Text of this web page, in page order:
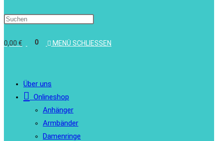
0,00 € 0 MENÜ SCHLIESSEN
Über uns
Onlineshop
Anhänger
Armbänder
Damenringe